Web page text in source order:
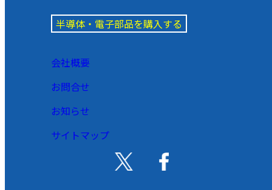
半導体・電子部品を購入する
会社概要
お問合せ
お知らせ
サイトマップ